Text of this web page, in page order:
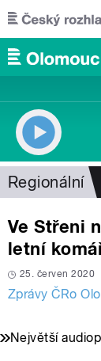
Přejít k hlavnímu
Regionální
Ve Střeni
letní
25. červen 2020
Zprávy ČRo
Největší